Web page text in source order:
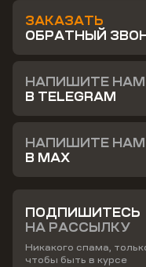
ЗАКАЗАТЬ
ОБРАТНЫЙ
НАПИШИТЕ НАМ
В TELEGRAM
НАПИШИТЕ НАМ
В MAX
ПОДПИШИТЕСЬ
НА РАССЫЛКУ
Никакого спама,
чтобы быть в курсе